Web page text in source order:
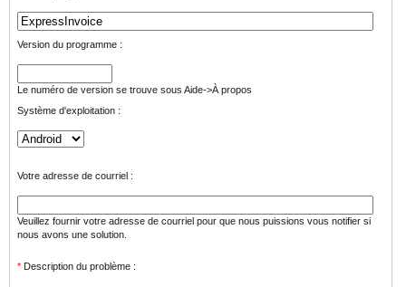
Version du programme :
Le numéro de version se trouve sous Aide->À propos
Système d'exploitation :
Votre adresse de courriel :
Veuillez fournir votre adresse de courriel pour que nous puissions vous notifier si
nous avons une solution.
* Description du problème :